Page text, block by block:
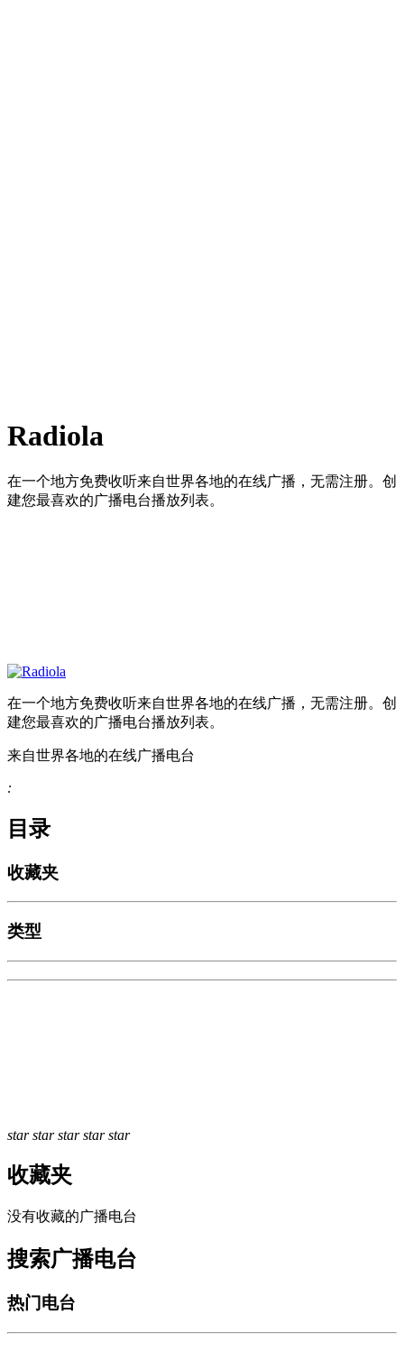
Radiola
在一个地方免费收听来自世界各地的在线广播，无需注册。创
建您最喜欢的广播电台播放列表。
在一个地方免费收听来自世界各地的在线广播，无需注册。创
建您最喜欢的广播电台播放列表。
来自世界各地的在线广播电台
:
目录
收藏夹
类型
star star star star star
收藏夹
没有收藏的广播电台
搜索广播电台
热门电台